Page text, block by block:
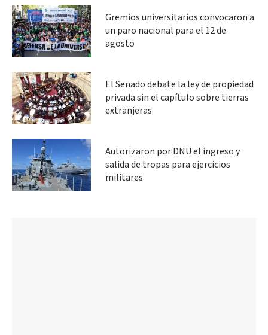
Gremios universitarios convocaron a
un paro nacional para el 12 de
agosto
El Senado debate la ley de propiedad
privada sin el capítulo sobre tierras
extranjeras
Autorizaron por DNU el ingreso y
salida de tropas para ejercicios
militares